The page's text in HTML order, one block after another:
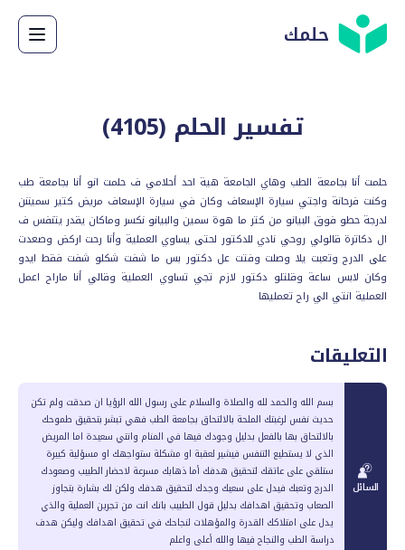
حلمك
تفسير الحلم (4105
)
حلمت أنا بجامعة الطب وهاي الجامعة هية احد أحلامي ف حلمت انو أنا بجامعة طب
وكنت فرحانة واجتي سيارة الإسعاف وكان في سيارة الإسعاف مريض كتير سميننن
لدرجة حطو فوق البيانو من كتر ما هوة سمين والبيانو نكسر وماكان يقدر يتنفس ف
ال دكاترة قالولي روحي نادي للدكتور لحتى يساوي العملية وأنا رحت اركض وصعدت
على الدرج وتعبت يلا وصلت وفتت عل دكتور بس ما شفت شكلو شفت فقط ايدو
وكان لابس ساعة وقلتلو دكتور لازم تجي تساوي العملية وقالي أنا ماراح اعمل
العملية انتي الي راح تعمليها
التعليقات
السائل
بسم الله والحمد لله والصلاة والسلام على رسول الله الرؤيا ان صدقت ولم تكن
حديث نفس لرغبتك الملحة بالالتحاق بجامعة الطب فهي تبشر بتحقيق طموحك
بالالتحاق بها بالفعل بدليل وجودك فيها في المنام وانتي سعيدة اما المريض
الذي لا يستطيع التنفس فيشير لعقبة او مشكلة ستواجهك او مسؤلية كبيرة
ستلقي على عاتقك لتحقيق هدفك أما ذهابك مسرعة لاحضار الطبيب وصعودك
الدرج وتعبك فيدل على سعيك وجدك لتحقيق هدفك ولكن لك بشارة بتجاوز
الصعاب وتحقيق اهدافك بدليل قول الطبيب بانك انت من تجرين العملية والذي
يدل على امتلاكك القدرة والمؤهلات لنجاحك في تحقيق اهدافك وليكن هدف
دراسة الطب والنجاح فيها والله أعلى واعلم